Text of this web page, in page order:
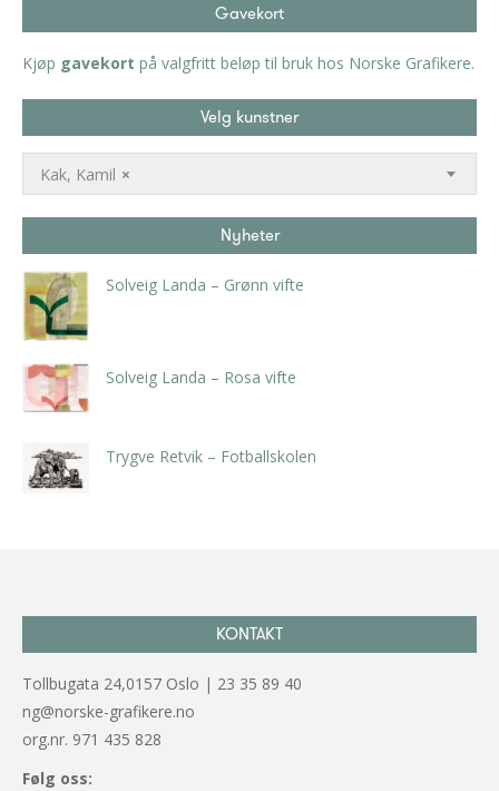
Gavekort
Kjøp gavekort på valgfritt beløp til bruk hos Norske Grafikere.
Velg kunstner
×
Kak, Kamil
Nyheter
Solveig Landa – Grønn vifte
Solveig Landa – Rosa vifte
Trygve Retvik – Fotballskolen
KONTAKT
Tollbugata 24,0157 Oslo | 23 35 89 40
ng@norske-grafikere.no
org.nr. 971 435 828
Følg oss: